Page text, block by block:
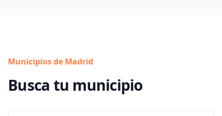
Municipios de Madrid
Busca tu municipio